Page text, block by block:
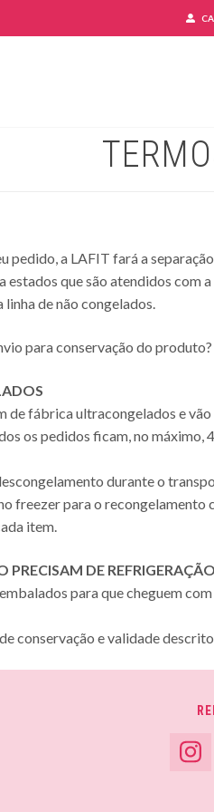
pedido, a LAFIT fará a
que são atendidos com
de não congelados.
para conservação do produto?
de fábrica ultracongelados e
os pedidos ficam, no máximo,
durante o
freezer para o
item.
PRECISAM DE REFRIGERAÇÃO
para que cheguem com
conservação e validade